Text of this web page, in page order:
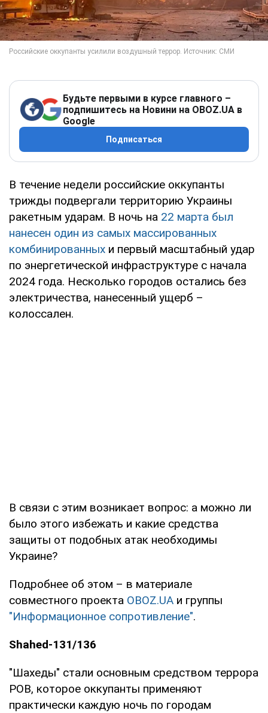
Будьте первыми в курсе главного –
подпишитесь на Новини на OBOZ.UA в
Google
Подписаться
В течение недели российские оккупанты
трижды подвергали территорию Украины
ракетным ударам. В ночь на 22 марта был
нанесен один из самых массированных
комбинированных и первый масштабный удар
по энергетической инфраструктуре с начала
2024 года. Несколько городов остались без
электричества, нанесенный ущерб –
колоссален.
В связи с этим возникает вопрос: а можно ли
было этого избежать и какие средства
защиты от подобных атак необходимы
Украине?
Подробнее об этом – в материале
совместного проекта OBOZ.UA и группы
"Информационное сопротивление".
Shahed-131/136
"Шахеды" стали основным средством террора
РОВ, которое оккупанты применяют
практически каждую ночь по городам